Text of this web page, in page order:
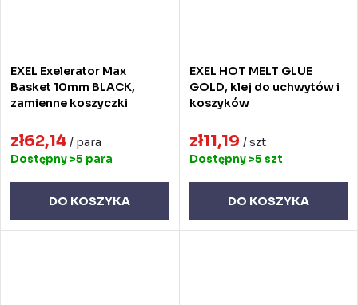
EXEL Exelerator Max
Basket 10mm BLACK,
zamienne koszyczki
zł62,14 / para
Dostępny>5 para
DO KOSZYKA
EXEL HOT MELT GLUE
GOLD, klej do uchwytów i
koszyków
zł11,19 / szt
Dostępny>5 szt
DO KOSZYKA